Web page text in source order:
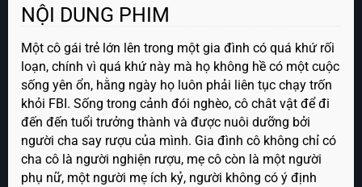
NỘI DUNG PHIM
Một cô gái trẻ lớn lên trong một gia đình có quá khứ rối
loạn, chính vì quá khứ này mà họ không hề có một cuộc
sống yên ổn, hằng ngày họ luôn phải liên tục chạy trốn
khỏi FBI. Sống trong cảnh đói nghèo, cô chât vật để đi
đến đến tuổi trưởng thành và được nuôi dưỡng bởi
người cha say rượu của mình. Gia đình cô không chỉ có
cha cô là người nghiện rượu, mẹ cô còn là một người
phụ nữ, một người mẹ ích kỷ, người không có ý định